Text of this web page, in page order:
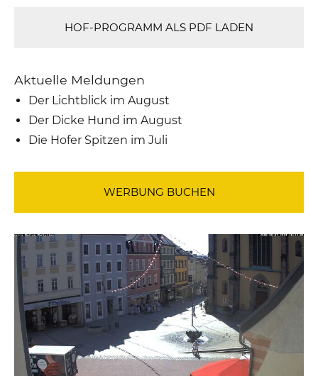
HOF-PROGRAMM ALS PDF LADEN
Aktuelle Meldungen
Der Lichtblick im August
Der Dicke Hund im August
Die Hofer Spitzen im Juli
WERBUNG BUCHEN